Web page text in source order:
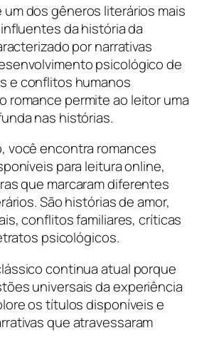
um dos gêneros literários mais
da história da
por narrativas
psicológico de
e conflitos humanos
romance permite ao leitor uma
nas histórias.
você encontra romances
para leitura online,
que marcaram diferentes
São histórias de amor,
conflitos familiares, críticas
psicológicos.
continua atual porque
universais da experiência
os títulos disponíveis e
que atravessaram